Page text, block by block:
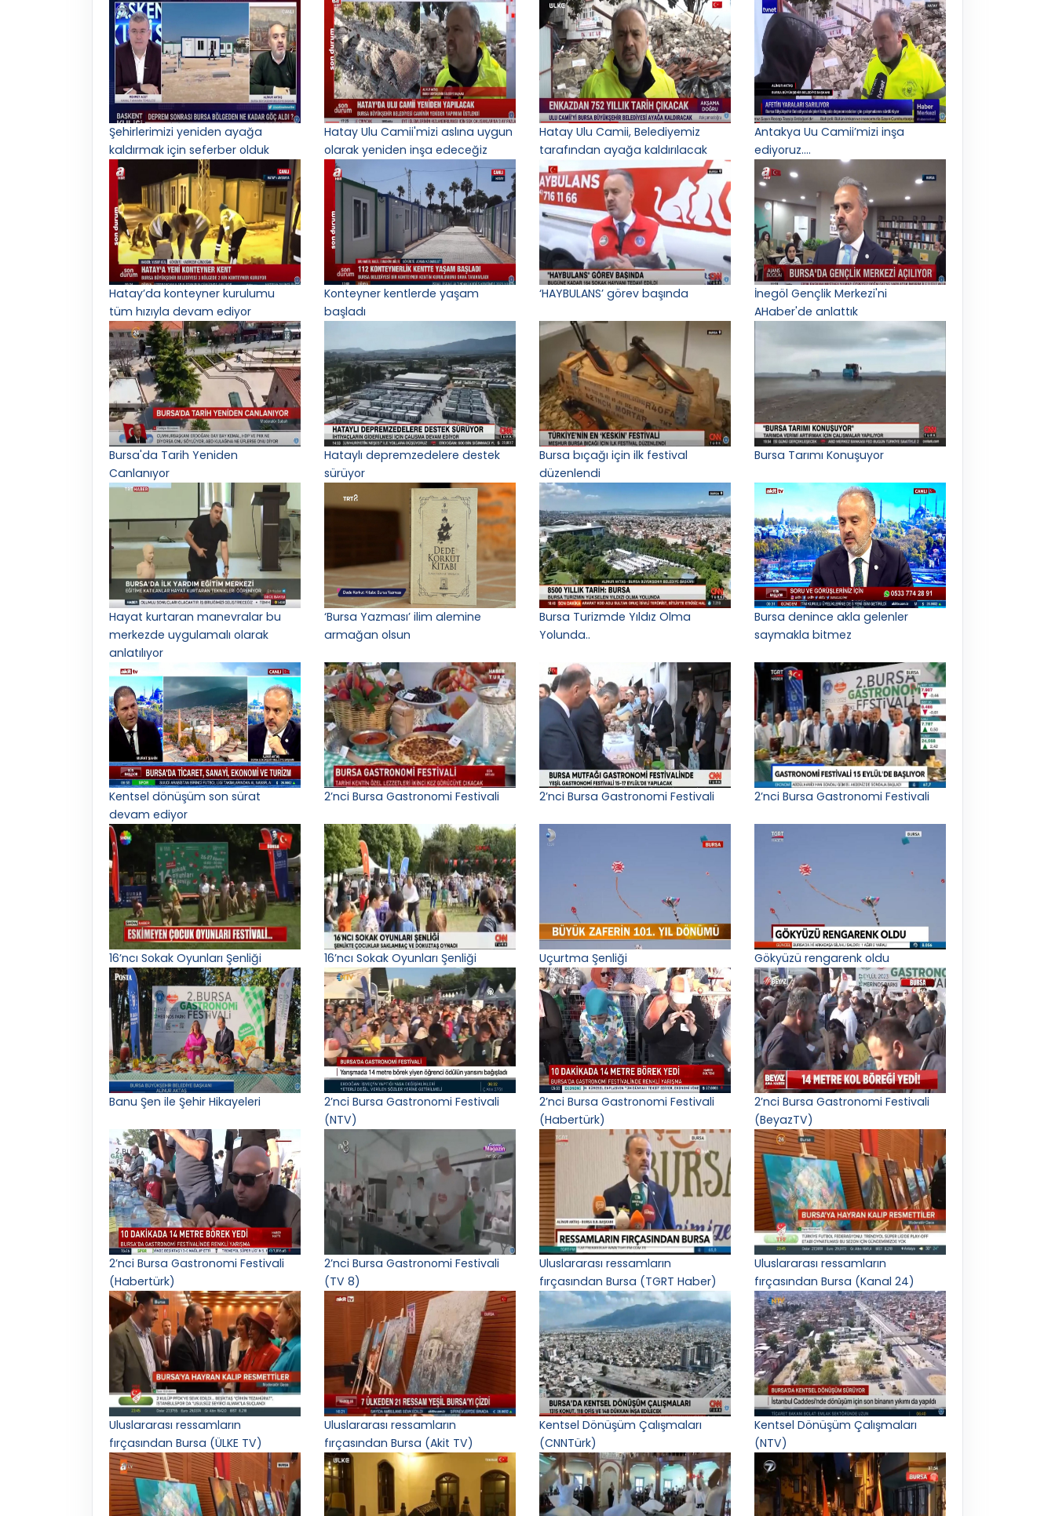
Şehirlerimizi yeniden ayağa
kaldırmak için seferber olduk
Hatay Ulu Camii'mizi aslına uygun
olarak yeniden inşa edeceğiz
Hatay Ulu Camii, Belediyemiz
tarafından ayağa kaldırılacak
Antakya Uu Camii’mizi inşa
ediyoruz.…
Hatay’da konteyner kurulumu
tüm hızıyla devam ediyor
Konteyner kentlerde yaşam
başladı
‘HAYBULANS’ görev başında
İnegöl Gençlik Merkezi'ni
AHaber'de anlattık
Bursa'da Tarih Yeniden
Canlanıyor
Hataylı depremzedelere destek
sürüyor
Bursa bıçağı için ilk festival
düzenlendi
Bursa Tarımı Konuşuyor
Hayat kurtaran manevralar bu
merkezde uygulamalı olarak
anlatılıyor
‘Bursa Yazması’ ilim alemine
armağan olsun
Bursa Turizmde Yıldız Olma
Yolunda..
Bursa denince akla gelenler
saymakla bitmez
Kentsel dönüşüm son sürat
devam ediyor
2’nci Bursa Gastronomi Festivali 2’nci Bursa Gastronomi Festivali 2’nci Bursa Gastronomi Festivali
16’ncı Sokak Oyunları Şenliği 16’ncı Sokak Oyunları Şenliği Uçurtma Şenliği Gökyüzü rengarenk oldu
Banu Şen ile Şehir Hikayeleri
2’nci Bursa Gastronomi Festivali
(NTV)
2’nci Bursa Gastronomi Festivali
(Habertürk)
2’nci Bursa Gastronomi Festivali
(BeyazTV)
2’nci Bursa Gastronomi Festivali
(Habertürk)
2’nci Bursa Gastronomi Festivali
(TV 8)
Uluslararası ressamların
fırçasından Bursa (TGRT Haber)
Uluslararası ressamların
fırçasından Bursa (Kanal 24)
Uluslararası ressamların
fırçasından Bursa (ÜLKE TV)
Uluslararası ressamların
fırçasından Bursa (Akit TV)
Kentsel Dönüşüm Çalışmaları
(CNNTürk)
Kentsel Dönüşüm Çalışmaları
(NTV)